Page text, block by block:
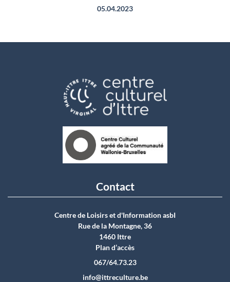
05.04.2023
Contact
Centre de Loisirs et d'Information asbI
Rue de la Montagne, 36
1460 Ittre
Plan d’accès
067/64.73.23
info@ittreculture.be